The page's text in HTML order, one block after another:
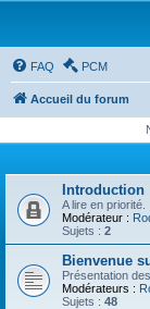
FAQ PCM
Accueil du forum
Introduction
A lire en priorité.
Modérateur :
Sujets : 2
Bienvenue
Présentation
Modérateurs :
Sujets : 48